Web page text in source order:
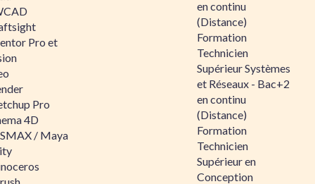
Pro et
Pro
4D
/ Maya
en continu
(Distance)
Formation
Technicien
Supérieur Systèmes
et Réseaux - Bac+2
en continu
(Distance)
Formation
Technicien
Supérieur en
Conception